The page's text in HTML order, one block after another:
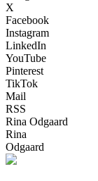
X
Facebook
Instagram
LinkedIn
YouTube
Pinterest
TikTok
Mail
RSS
Rina Odgaard
Rina
Odgaard